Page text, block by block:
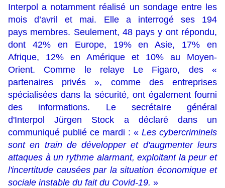
Interpol a notamment réalisé un sondage entre les
mois d’avril et mai. Elle a interrogé ses 194
pays membres. Seulement, 48 pays y ont répondu,
dont 42% en Europe, 19% en Asie, 17% en
Afrique, 12% en Amérique et 10% au Moyen-
Orient. Comme le relaye Le Figaro, des «
partenaires privés », comme des entreprises
spécialisées dans la sécurité, ont également fourni
des informations. Le secrétaire général
d'Interpol Jürgen Stock a déclaré dans un
communiqué publié ce mardi : « Les cybercriminels
sont en train de développer et d'augmenter leurs
attaques à un rythme alarmant, exploitant la peur et
l'incertitude causées par la situation économique et
sociale instable du fait du Covid-19. »